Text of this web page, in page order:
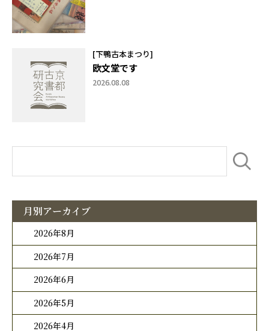
[下鴨古本まつり]
欧文堂です
2026.08.08
月別アーカイブ
2026年8月
2026年7月
2026年6月
2026年5月
2026年4月